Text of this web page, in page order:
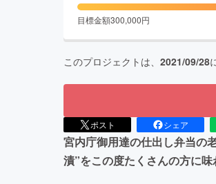
目標金額300,000円
このプロジェクトは、 2021/09/28
ポスト シェア
宮内庁御用達の仕出し弁当の
漬”をこの度たくさんの方に